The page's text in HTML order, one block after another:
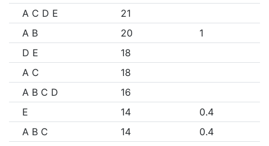
A C D E
21
A B
20
1
D E
18
A C
18
A B C D
16
E
14
0.4
A B C
14
0.4